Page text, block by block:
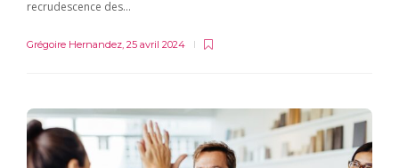
recrudescence des…
Grégoire Hernandez 25 avril 2024